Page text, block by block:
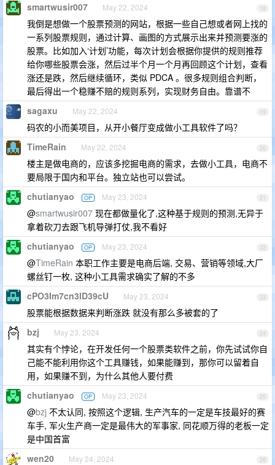
18
smartwusir007 May 22, 2024
我倒是想做一个股票预测的网站，根据一些自己想或者网上找的
一系列股票规则，通过计算、画图的方式展示出来并预测要涨的
股票。比如加入‘计划’功能，每次计划会根据你提供的规则推荐
给你哪些股票会涨，然后过半个月一个月再回顾这个计划，查看
涨还是跌，然后继续循环，类似 PDCA 。很多规则组合判断，
最后得出一个稳赚不赔的规则系列，实现财务自由。靠谱不
19
sagaxu May 22, 2024
码农的小而美项目，从开小餐厅变成做小工具软件了吗？
20
TimeRain May 22, 2024
楼主是做电商的，应该多挖掘电商的需求，去做小工具，电商不
要局限于国内和平台。独立站也可以尝试。
21
chutianyao OP May 23, 2024
@smartwusir007 现在都做量化了,这种基于规则的预测,无异于
拿着砍刀去跟飞机导弹打仗,我不看好
22
chutianyao OP May 23, 2024
@TimeRain 本职工作主要是电商后端, 交易、营销等领域,大厂
螺丝钉一枚, 这种小工具需求确实了解的不多
23
cPO3Im7cn3lD39cU May 23, 2024
股票能根据数据来判断涨跌 就没有那么多被套的了
24
bzj May 23, 2024
其实有个悖论，在开发任何一个股票类软件之前，你先试试你自
己能不能利用你这个工具赚钱，如果能赚到，那你可以留着自
用，如果赚不到，为什么其他人要付费
25
chutianyao OP May 23, 2024
@bzj 不太认同, 按照这个逻辑, 生产汽车的一定是车技最好的赛
车手, 军火生产商一定是最伟大的军事家, 同花顺万得的老板一定
是中国首富
26
wen20 May 24, 2024